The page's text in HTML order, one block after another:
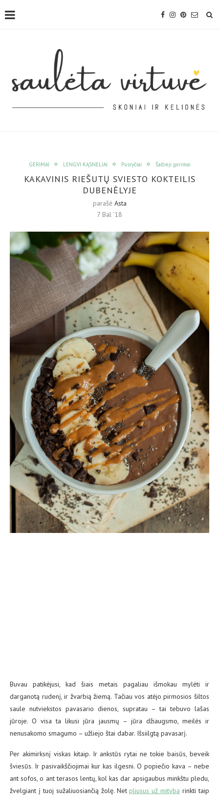
GĖRIMAI LENGVI KĄSNELIAI Pusryčiai Šaltieji gėrimai
KAKAVINIS RIEŠUTŲ SVIESTO KOKTEILIS
DUBENĖLYJE
parašė Asta
7 Bal ’18
Buvau patikėjusi, kad šiais metais pagaliau išmokau mylėti ir
darganotą rudenį, ir žvarbią žiemą. Tačiau vos atėjo pirmosios šiltos
saule nutviekstos pavasario dienos, supratau – tai tebuvo lašas
jūroje. O visa ta likusi jūra jausmų – jūra džiaugsmo, meilės ir
nenusakomo smagumo – užliejo štai dabar. Išsiilgtą pavasarį.
Per akimirksnį viskas kitaip. Ir ankstūs rytai ne tokie baisūs, beveik
šviesūs. Ir pasivaikščiojimai kur kas ilgesni. O popiečio kava – nebe
ant sofos, o ant terasos lentų, kol kas dar apsigaubus minkštu pledu,
žvelgiant į tuoj sužaliuosiančią žolę. Netpliusus už mitybą rinkti taip